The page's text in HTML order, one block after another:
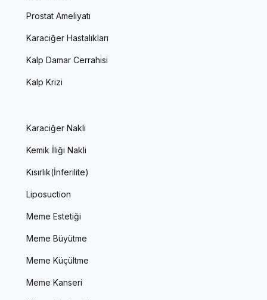
Prostat Ameliyatı
Karaciğer Hastalıkları
Kalp Damar Cerrahisi
Kalp Krizi
Karaciğer Nakli
Kemik İliği Nakli
Kısırlık(İnferilite)
Liposuction
Meme Estetiği
Meme Büyütme
Meme Küçültme
Meme Kanseri